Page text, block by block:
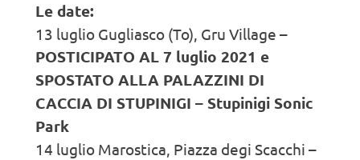
Le date:
13 luglio Gugliasco (To), Gru Village –
POSTICIPATO AL 7 luglio 2021 e
SPOSTATO ALLA PALAZZINI DI
CACCIA DI STUPINIGI – Stupinigi Sonic
Park
14 luglio Marostica, Piazza degi Scacchi –